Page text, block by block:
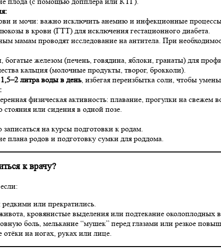
и мочи: важно исключить анемию и инфекционные
в крови (ГТТ) для исключения гестационного диабета.
мамам проводят исследование на антитела. При
богатые железом (печень, говядина, яблоки, гранаты) для
кальция (молочные продукты, творог, брокколи).
1,5–2 литра воды в день, избегая переизбытка соли, чтобы
физическая активность: плавание, прогулки на свежем
стояния или сидения в одной позе.
на курсы подготовки к родам.
плана родов и подготовку сумки для роддома.
к врачу?
или прекратились.
кровянистые выделения или подтекание околоплодных
боль, мелькание “мушек” перед глазами или резкое
на ногах, руках или лице.